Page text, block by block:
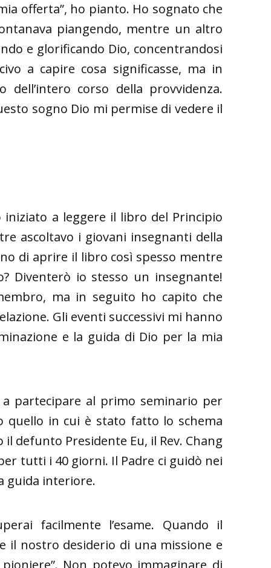
offerta”, ho pianto. Ho sognato che
piangendo, mentre un altro
e glorificando Dio, concentrandosi
a capire cosa significasse, ma in
corso della provvidenza.
sogno Dio mi permise di vedere il
a leggere il libro del Principio
ascoltavo i giovani insegnanti della
di aprire il libro così spesso mentre
Diventerò io stesso un insegnante!
ma in seguito ho capito che
Gli eventi successivi mi hanno
e la guida di Dio per la mia
partecipare al primo seminario per
quello in cui è stato fatto lo schema
defunto Presidente Eu, il Rev. Chang
tutti i 40 giorni. Il Padre ci guidò nei
guida interiore.
facilmente l’esame. Quando il
il nostro desiderio di una missione e